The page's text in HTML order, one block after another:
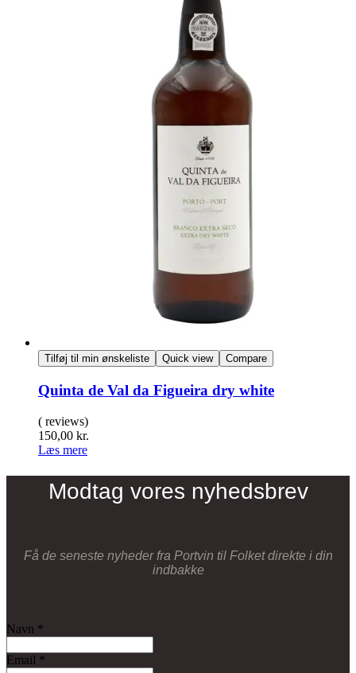
Tilføj til min ønskeliste Quick view Compare
Quinta de Val da Figueira dry white
( reviews)
150,00 kr.
Læs mere
Modtag vores nyhedsbrev
Få de seneste nyheder fra Portvin til Folket direkte i din
indbakke
Navn *
Email *